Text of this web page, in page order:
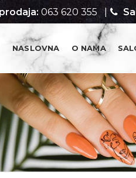
063 620 355 |
NASLOVNA O NAMA